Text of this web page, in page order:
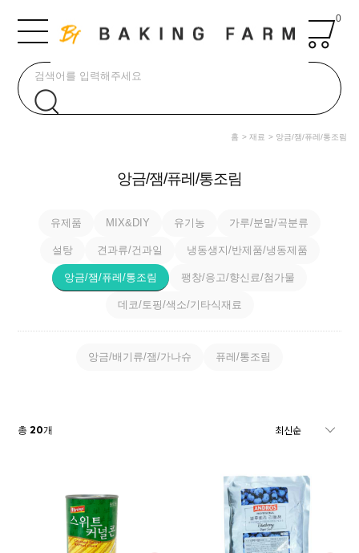
0
홈 재료 앙금/잼/퓨레/통조림
앙금/잼/퓨레/통조림
유제품 MIX&DIY 유기농 가루/분말/곡분류
설탕 견과류/건과일 냉동생지/반제품/냉동제품
앙금/잼/퓨레/통조림 팽창/응고/향신료/첨가물
데코/토핑/색소/기타식재료
앙금/배기류/잼/가나슈 퓨레/통조림
총20개